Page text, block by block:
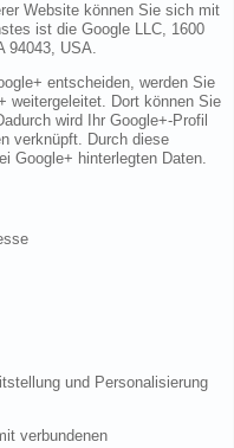
Website können Sie sich mit
ist die Google LLC, 1600
94043, USA.
entscheiden, werden Sie
weitergeleitet. Dort können Sie
wird Ihr Google+-Profil
verknüpft. Durch diese
Google+ hinterlegten Daten.
und Personalisierung
verbundenen